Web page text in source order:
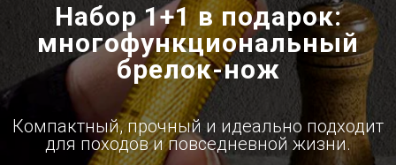
Набор 1+1 в подарок:
многофункциональный
брелок-нож
Компактный, прочный и идеально подходит
для походов и повседневной жизни.